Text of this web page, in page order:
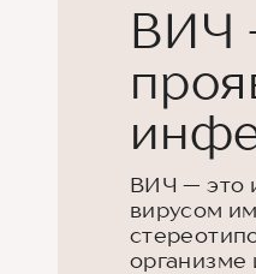
ВИЧ
ВИЧ — это
вирусом
организме